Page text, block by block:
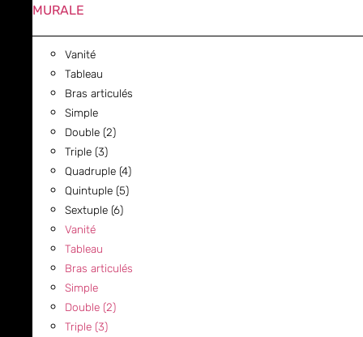
MURALE
Vanité
Tableau
Bras articulés
Simple
Double (2)
Triple (3)
Quadruple (4)
Quintuple (5)
Sextuple (6)
Vanité
Tableau
Bras articulés
Simple
Double (2)
Triple (3)